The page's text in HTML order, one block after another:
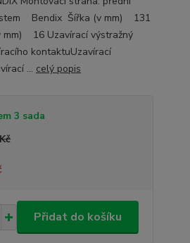
Bendix Šířka (v mm) 131
16 Uzavírací výstražný
kontaktuUzavírací
... celý popis
3 sada
Přidat do košíku